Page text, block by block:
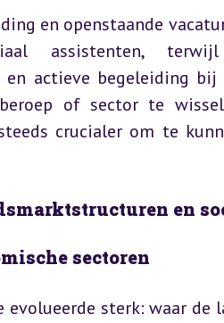
en openstaande
assistenten,
en actieve begeleiding
of sector te
crucialer om te
en
sectoren
evolueerde sterk: waar